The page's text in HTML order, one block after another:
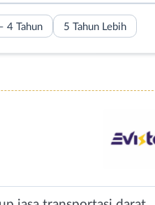
4 Tahun 5 Tahun Lebih